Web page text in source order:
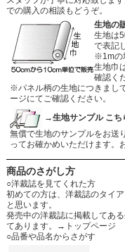
での購入の相談もどうぞ。
生地の
生地は
で表記
※1mの
生地巾
確認く
※パネル柄の生地につきまし
ージにてご確認ください。
→生地サンプル こち
無償で生地のサンプルをお送
ってお確かめいただけます。
商品のさがし方
○洋裁誌を見てくれた方
初めての方は、洋裁誌のタイ
と思います。
発売中の洋裁誌に掲載してあ
てあります。
→トップページ
○品番や品名からさがす